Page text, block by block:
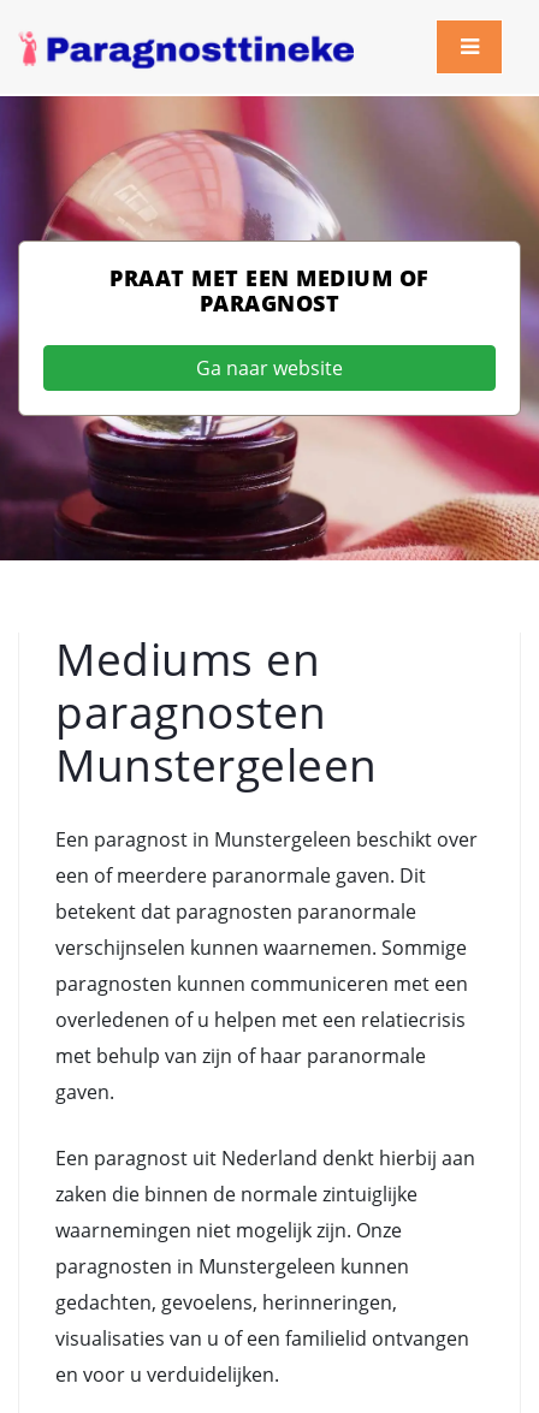
PRAAT MET EEN MEDIUM OF
PARAGNOST
Ga naar website
Mediums en
paragnosten
Munstergeleen
Een paragnost in Munstergeleen beschikt over
een of meerdere paranormale gaven. Dit
betekent dat paragnosten paranormale
verschijnselen kunnen waarnemen. Sommige
paragnosten kunnen communiceren met een
overledenen of u helpen met een relatiecrisis
met behulp van zijn of haar paranormale
gaven.
Een paragnost uit Nederland denkt hierbij aan
zaken die binnen de normale zintuiglijke
waarnemingen niet mogelijk zijn. Onze
paragnosten in Munstergeleen kunnen
gedachten, gevoelens, herinneringen,
visualisaties van u of een familielid ontvangen
en voor u verduidelijken.